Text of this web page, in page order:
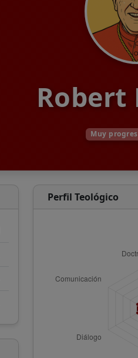
Robert
Muy
Perfil Teológico